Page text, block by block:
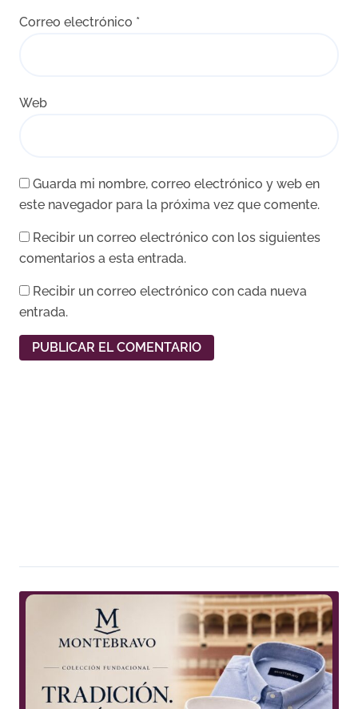
Correo electrónico *
Web
Guarda mi nombre, correo electrónico y web en
este navegador para la próxima vez que comente.
Recibir un correo electrónico con los siguientes
comentarios a esta entrada.
Recibir un correo electrónico con cada nueva
entrada.